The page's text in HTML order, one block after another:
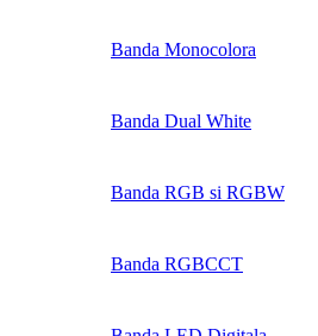
Banda Monocolora
Banda Dual White
Banda RGB si RGBW
Banda RGBCCT